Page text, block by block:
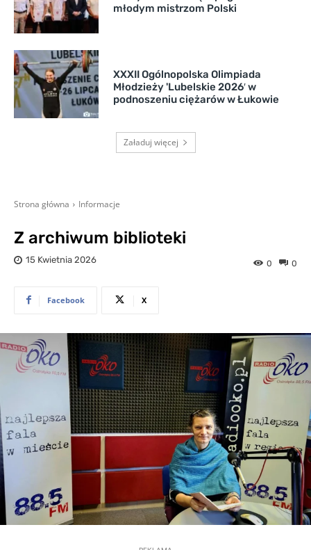
młodym mistrzom Polski
XXXII Ogólnopolska Olimpiada
Młodzieży 'Lubelskie 2026′ w
podnoszeniu ciężarów w Łukowie
Załaduj więcej